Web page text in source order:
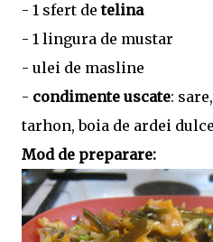
- 1 sfert de telina
- 1 lingura de mustar
- ulei de masline
- condimente uscate:
tarhon, boia de ardei
Mod de preparare: